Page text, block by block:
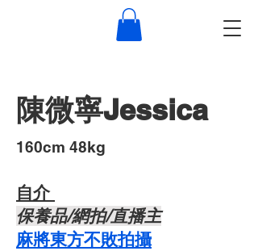
陳微寧Jessica
​160cm 48kg
自介 ​
​保養品/網拍/直播主
麻將東方不敗拍攝